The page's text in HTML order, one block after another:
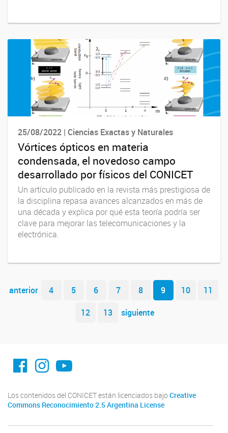
25/08/2022 | Ciencias Exactas y Naturales
Vórtices ópticos en materia
condensada, el novedoso campo
desarrollado por físicos del CONICET
Un artículo publicado en la revista más prestigiosa de
la disciplina repasa avances alcanzados en más de
una década y explica por qué esta teoría podría ser
clave para mejorar las telecomunicaciones y la
electrónica.
Navegador de artículos
anterior 4 5 6 7 8 9 10
11
12
13 siguiente
facebook imit.conicet
imit.conicet
Youtube
Los contenidos del CONICET están licenciados bajo Creative
Commons Reconocimiento 2.5 Argentina License